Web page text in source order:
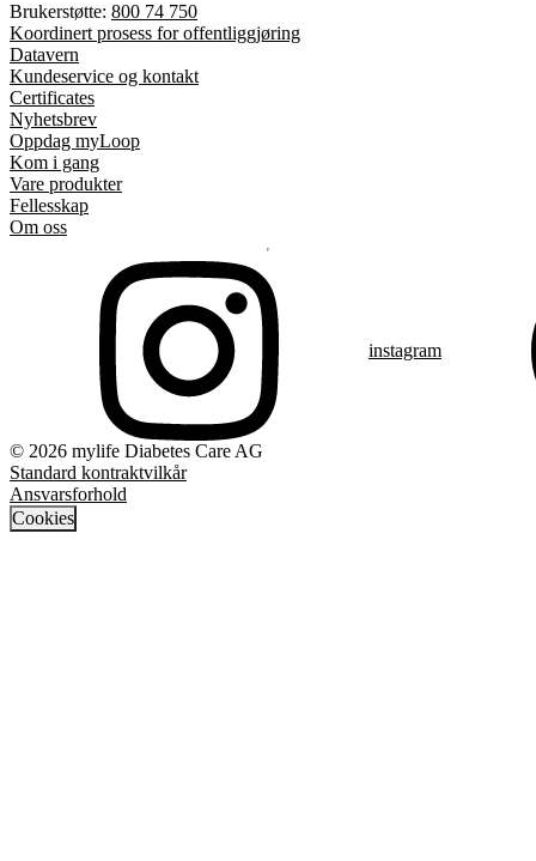
Brukerstøtte: 800 74 750
Koordinert prosess for offentliggjøring
Datavern
Kundeservice og kontakt
Certificates
Nyhetsbrev
Oppdag myLoop
Kom i gang
Vare produkter
Fellesskap
Om oss
instagram
© 2026 mylife Diabetes Care AG
Standard kontraktvilkår
Ansvarsforhold
Cookies